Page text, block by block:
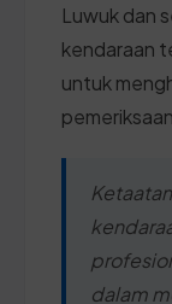
Luwuk dan
kendaraan
untuk
dalam